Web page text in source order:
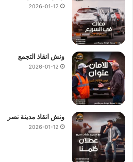
2026-01-12
ونش انقاذ التجمع
2026-01-12
ونش انقاذ مدينة نصر
2026-01-12